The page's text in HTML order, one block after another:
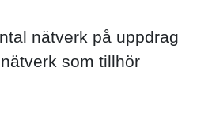
nätverk på uppdrag
som tillhör